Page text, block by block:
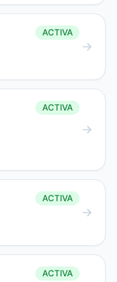
ACTIVA
ACTIVA
ACTIVA
ACTIVA